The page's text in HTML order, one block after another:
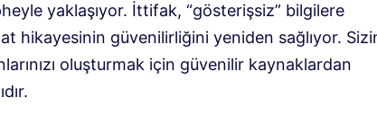
yaklaşıyor. İttifak, “gösterişsiz” bilgilere
hikayesinin güvenilirliğini yeniden sağlıyor.
oluşturmak için güvenilir kaynaklardan
.